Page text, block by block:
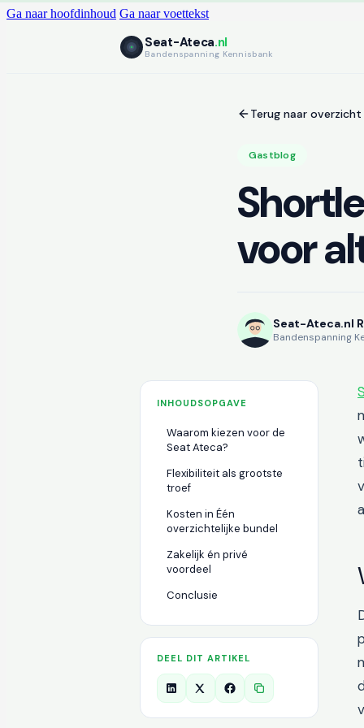
Ga naar hoofdinhoud Ga naar voettekst
Seat-Ateca.nl
Bandenspanning Kennisbank
Terug naar overzicht
Gastblog
voor
Seat-Ateca.nl
Bandenspanning
INHOUDSOPGAVE
Waarom kiezen voor de
Seat Ateca?
Flexibiliteit als grootste
troef
Kosten in Één
overzichtelijke bundel
Zakelijk én privé
voordeel
Conclusie
DEEL DIT ARTIKEL